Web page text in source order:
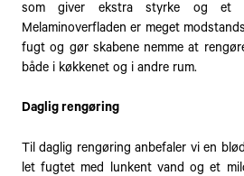
som giver ekstra styrke og et
Melaminoverfladen er meget
fugt og gør skabene nemme at
både i køkkenet og i andre rum.
Daglig rengøring
Til daglig rengøring anbefaler vi en
let fugtet med lunkent vand og et